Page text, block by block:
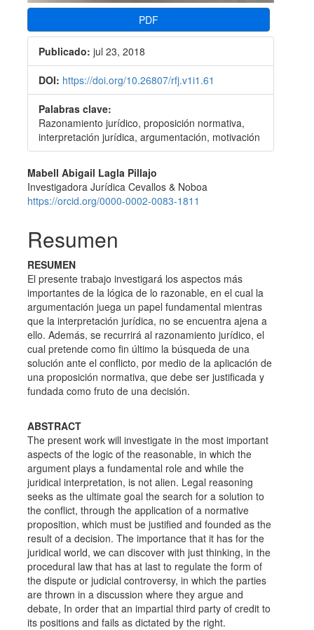
PDF
Publicado: jul 23, 2018
DOI: https://doi.org/10.26807/rfj.v1i1.61
Palabras clave:
Razonamiento jurí­dico, proposición normativa,
interpretación jurí­dica, argumentación, motivación
Contenido
principal
artículo
Mabell Abigail Lagla Pillajo
Investigadora Jurí­dica Cevallos & Noboa
https://orcid.org/0000-0002-0083-1811
Resumen
RESUMEN
El presente trabajo investigará los aspectos más
importantes de la lógica de lo razonable, en el cual la
argumentación juega un papel fundamental mientras
que la interpretación jurídica, no se encuentra ajena a
ello. Además, se recurrirá al razonamiento jurídico, el
cual pretende como fin último la búsqueda de una
solución ante el conflicto, por medio de la aplicación de
una proposición normativa, que debe ser justificada y
fundada como fruto de una decisión.
ABSTRACT
The present work will investigate in the most important
aspects of the logic of the reasonable, in which the
argument plays a fundamental role and while the
juridical interpretation, is not alien. Legal reasoning
seeks as the ultimate goal the search for a solution to
the conflict, through the application of a normative
proposition, which must be justified and founded as the
result of a decision. The importance that it has for the
juridical world, we can discover with just thinking, in the
procedural law that has at last to regulate the form of
the dispute or judicial controversy, in which the parties
are thrown in a discussion where they argue and
debate, In order that an impartial third party of credit to
its positions and fails as dictated by the right.